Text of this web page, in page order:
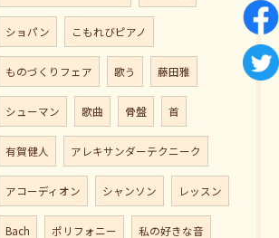
ショパン こもれびピアノ
ものづくりフェア 歌う 藤田雅
シューマン 歌曲 骨盤 首
有賀健人 アレキサンダーテクニーク
アコーディオン シャンソン レッスン
Bach ポリフォニー 私の好きな音